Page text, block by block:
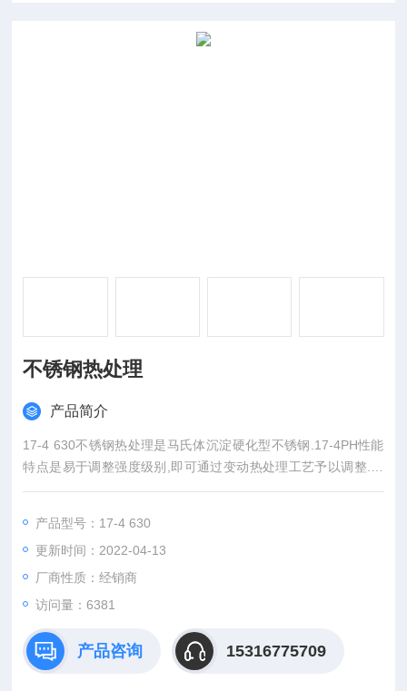
不锈钢热处理
产品简介
17-4 630不锈钢热处理是马氏体沉淀硬化型不锈钢.17-4PH性能
特点是易于调整强度级别,即可通过变动热处理工艺予以调整.马
氏体相变和时效处理形成沉淀硬化相是其主要强化手段,17-4PH
产品型号：17-4 630
更新时间：2022-04-13
厂商性质：经销商
访问量：6381
产品咨询 15316775709